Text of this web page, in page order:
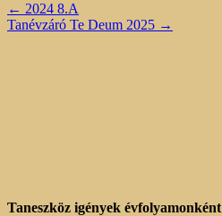
← 2024 8.A
Tanévzáró Te Deum 2025 →
Taneszköz igények évfolyamonként